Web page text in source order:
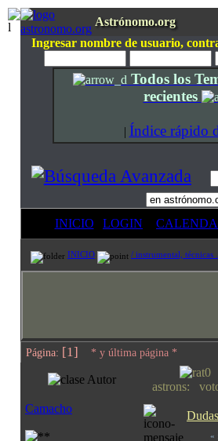
Astrónomo.org
Ingresar nombre de usuario,
Todos los
recientes
| Índice rápido
INICIO LOGIN
INICIO / instrumental, técnicas
Página: [1] * y última página *
Autor
astrons:
Camacho
«